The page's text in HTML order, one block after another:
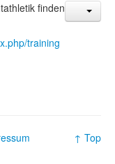
finden
training
↑ Top